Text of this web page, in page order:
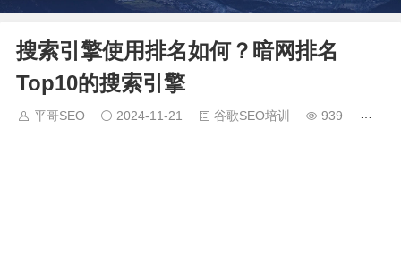
搜索引擎使用排名如何？暗网排名
Top10的搜索引擎
平哥SEO 2024-11-21 谷歌SEO培训 939